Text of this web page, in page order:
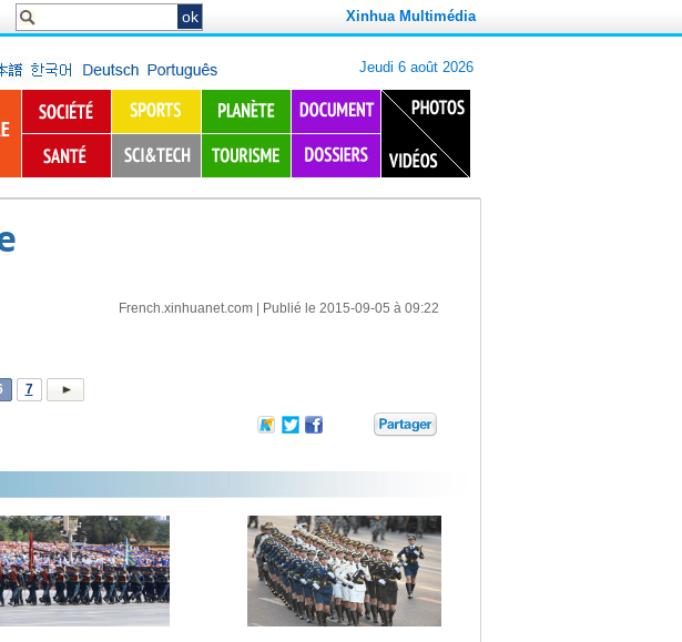
Xinhua Multimédia
French.xinhuanet.com| Publié le 2015-09-05 à 09:22
7